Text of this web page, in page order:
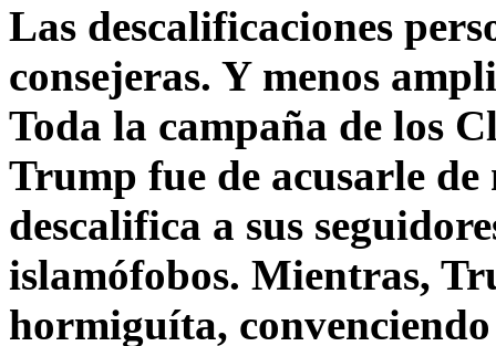
Las descalificaciones
consejeras. Y menos
Toda la campaña de los
Trump fue de acusarle
descalifica a sus
islamófobos. Mientras,
hormiguíta,